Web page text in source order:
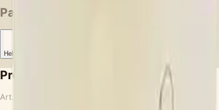
Passt zu
Hellem Fleisch
Produktdetails
Art.-Nr.